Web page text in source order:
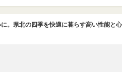
。県北の四季を快適に暮らす高い性能と心